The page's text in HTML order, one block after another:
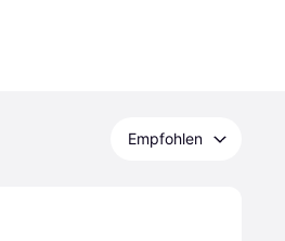
Empfohlen